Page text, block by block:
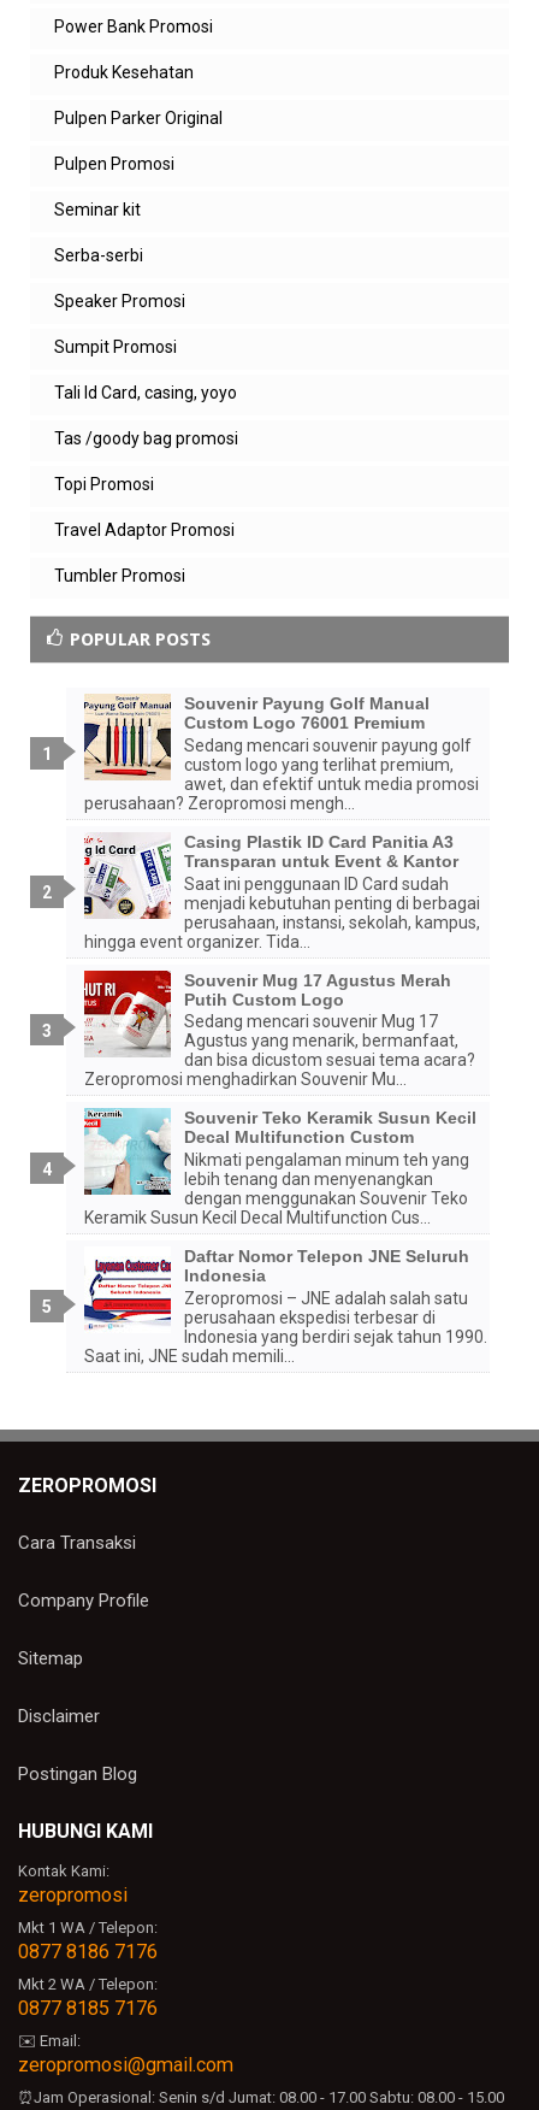
Power Bank Promosi
Produk Kesehatan
Pulpen Parker Original
Pulpen Promosi
Seminar kit
Serba-serbi
Speaker Promosi
Sumpit Promosi
Tali Id Card, casing, yoyo
Tas /goody bag promosi
Topi Promosi
Travel Adaptor Promosi
Tumbler Promosi
POPULAR POSTS
Souvenir Payung Golf Manual
Custom Logo 76001 Premium
Sedang mencari souvenir payung golf
custom logo yang terlihat premium,
awet, dan efektif untuk media promosi
perusahaan? Zeropromosi mengh...
Casing Plastik ID Card Panitia A3
Transparan untuk Event & Kantor
Saat ini penggunaan ID Card sudah
menjadi kebutuhan penting di berbagai
perusahaan, instansi, sekolah, kampus,
hingga event organizer. Tida...
Souvenir Mug 17 Agustus Merah
Putih Custom Logo
Sedang mencari souvenir Mug 17
Agustus yang menarik, bermanfaat,
dan bisa dicustom sesuai tema acara?
Zeropromosi menghadirkan Souvenir Mu...
Souvenir Teko Keramik Susun Kecil
Decal Multifunction Custom
Nikmati pengalaman minum teh yang
lebih tenang dan menyenangkan
dengan menggunakan Souvenir Teko
Keramik Susun Kecil Decal Multifunction Cus...
Daftar Nomor Telepon JNE Seluruh
Indonesia
Zeropromosi – JNE adalah salah satu
perusahaan ekspedisi terbesar di
Indonesia yang berdiri sejak tahun 1990.
Saat ini, JNE sudah memili...
ZEROPROMOSI
Cara Transaksi
Company Profile
Sitemap
Disclaimer
Postingan Blog
HUBUNGI KAMI
Kontak Kami:
zeropromosi
Mkt 1 WA / Telepon:
0877 8186 7176
Mkt 2 WA / Telepon:
0877 8185 7176
✉️ Email:
zeropromosi@gmail.com
⏰Jam Operasional: Senin s/d Jumat: 08.00 - 17.00 Sabtu: 08.00 - 15.00